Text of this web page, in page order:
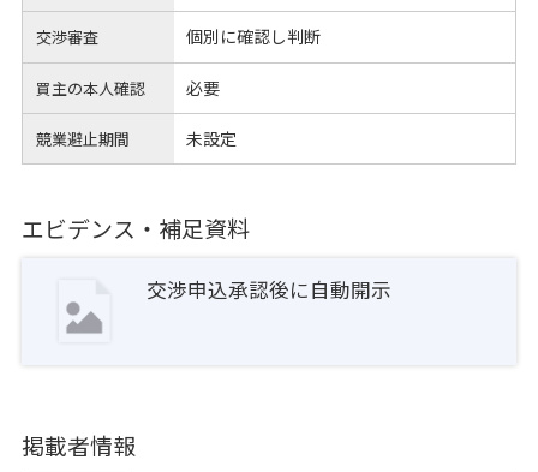
交渉審査 個別に確認し判断
買主の本人確認 必要
競業避止期間 未設定
エビデンス・補足資料
交渉申込承認後に自動開示
掲載者情報